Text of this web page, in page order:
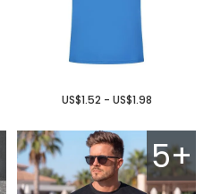
US$1.52 - US$1.98
5+